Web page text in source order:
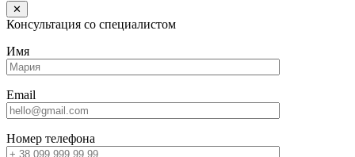
✕
Консультация со специалистом
Имя
Email
Номер телефона